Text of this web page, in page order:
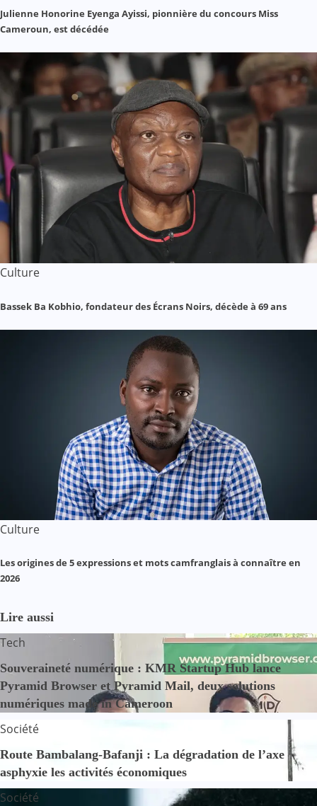
Julienne Honorine Eyenga Ayissi, pionnière du concours Miss
Cameroun, est décédée
Culture
Bassek Ba Kobhio, fondateur des Écrans Noirs, décède à 69 ans
Culture
Les origines de 5 expressions et mots camfranglais à connaître en
2026
Lire aussi
Tech
Souveraineté numérique : KMR Startup Hub lance
Pyramid Browser et Pyramid Mail, deux solutions
numériques made in Cameroon
Société
Route Bambalang-Bafanji : La dégradation de l’axe
asphyxie les activités économiques
Société